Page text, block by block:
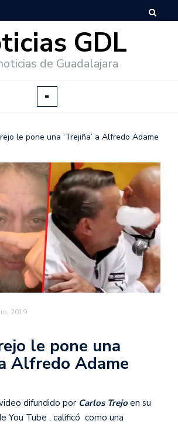
GDL
de Guadalajara
le pone una ‘Trejiña’ a Alfredo Adame
2019
le pone una
a Alfredo Adame
difundido por Carlos Trejo en su
You Tube , calificó como una